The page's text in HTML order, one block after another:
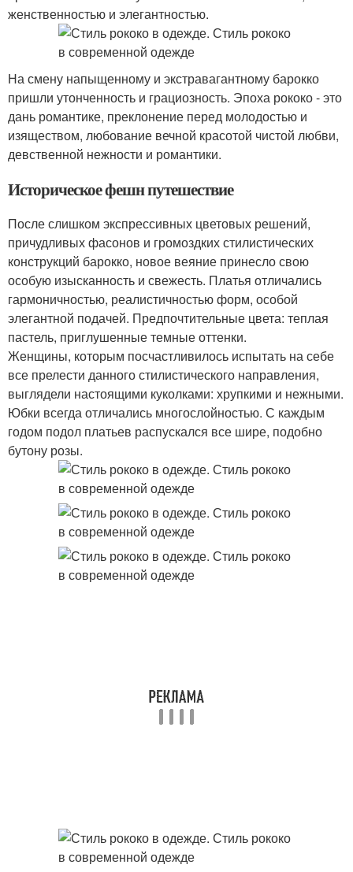
женственностью и элегантностью.
На смену напыщенному и экстравагантному барокко
пришли утонченность и грациозность. Эпоха рококо - это
дань романтике, преклонение перед молодостью и
изяществом, любование вечной красотой чистой любви,
девственной нежности и романтики.
Историческое фешн путешествие
После слишком экспрессивных цветовых решений,
причудливых фасонов и громоздких стилистических
конструкций барокко, новое веяние принесло свою
особую изысканность и свежесть. Платья отличались
гармоничностью, реалистичностью форм, особой
элегантной подачей. Предпочтительные цвета: теплая
пастель, приглушенные темные оттенки.
Женщины, которым посчастливилось испытать на себе
все прелести данного стилистического направления,
выглядели настоящими куколками: хрупкими и нежными.
Юбки всегда отличались многослойностью. С каждым
годом подол платьев распускался все шире, подобно
бутону розы.